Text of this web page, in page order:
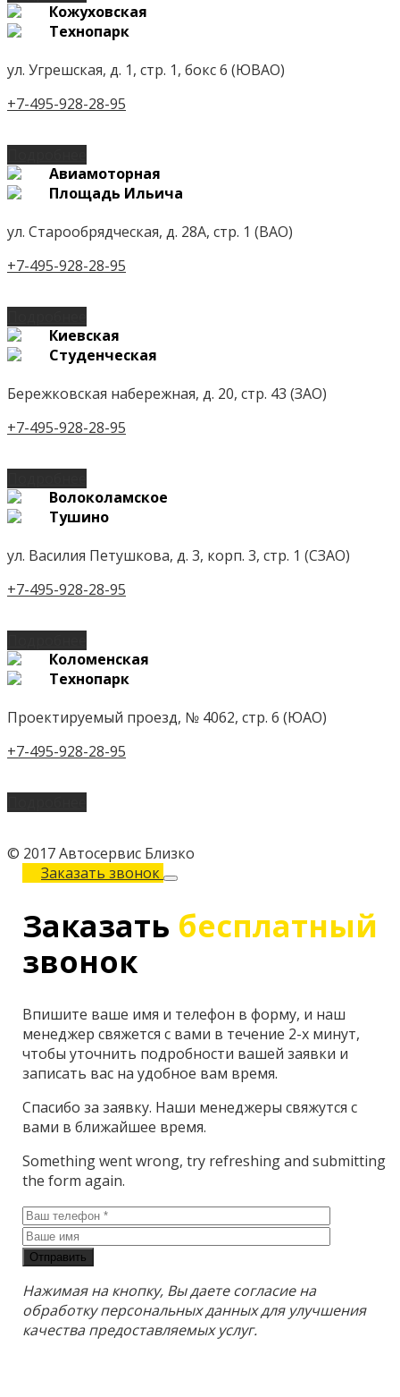
Кожуховская
Технопарк
ул. Угрешская, д. 1, стр. 1, бокс 6 (ЮВАО)
+7-495-928-28-95
Авиамоторная
Площадь Ильича
ул. Старообрядческая, д. 28А, стр. 1 (ВАО)
+7-495-928-28-95
Киевская
Студенческая
Бережковская набережная, д. 20, стр. 43 (ЗАО)
+7-495-928-28-95
Волоколамское
Тушино
ул. Василия Петушкова, д. 3, корп. 3, стр. 1 (СЗАО)
+7-495-928-28-95
Коломенская
Технопарк
Проектируемый проезд, № 4062, стр. 6 (ЮАО)
+7-495-928-28-95
© 2017 Автосервис Близко
Заказать звонок
Заказать бесплатный
звонок
Впишите ваше имя и телефон в форму, и наш
менеджер свяжется с вами в течение 2-х минут,
чтобы уточнить подробности вашей заявки и
записать вас на удобное вам время.
Спасибо за заявку. Наши менеджеры свяжутся с
вами в ближайшее время.
Something went wrong, try refreshing and submitting
the form again.
Отправить
Нажимая на кнопку, Вы даете согласие на
обработку персональных данных для улучшения
качества предоставляемых услуг.